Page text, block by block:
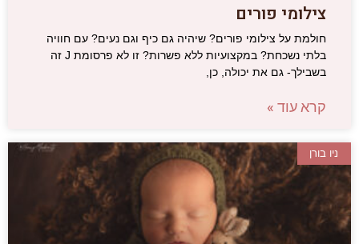
צילומי פורים
חולמת על צילומי פורים? שיהיה גם כיף וגם נעים? עם חוויה
בלתי נשכחת? במקצועיות ללא פשרות? זו לא פרסומת J זה
בשבילך- גם את יכולה, כן,
קרא עוד »
ניו בורן